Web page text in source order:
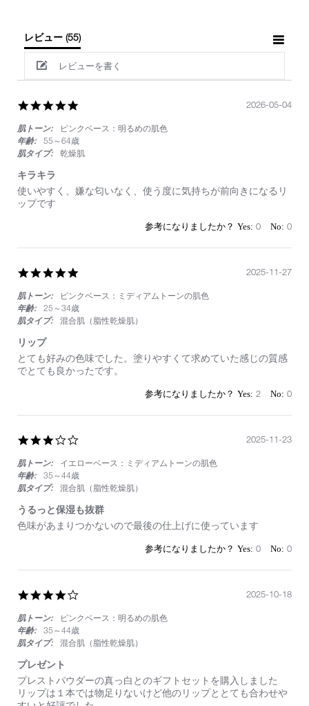
レビュー (55)
レビューを書く
rating
肌トーン:
ピンクベース：明るめの肌色
年齢:
55～64歳
肌タイプ:
乾燥肌
キラキラ
Review
by
2026
review
stating
ラ
使いやすく、嫌な匂いなく、使う度に気持ちが前向きになるリ
ップです
2026-05-04
0 0
rating
肌トーン:
ピンクベース：ミディアムトーンの肌色
年齢:
25～34歳
肌タイプ:
混合肌（脂性乾燥肌）
リップ
Review
by
2025
review
stating
とても好みの色味でした。塗りやすくて求めていた感じの質感
でとても良かったです。
2025-11-27
2 0
rating
肌トーン:
イエローベース：ミディアムトーンの肌色
年齢:
35～44歳
肌タイプ:
混合肌（脂性乾燥肌）
うるっと保湿も抜群
Review
Nov
review
っ
保
も
抜
群
色味があまりつかないので最後の仕上げに使っています
2025-11-23
0 0
rating
肌トーン:
ピンクベース：明るめの肌色
年齢:
35～44歳
肌タイプ:
混合肌（脂性乾燥肌）
プレゼント
Review
by
on
review
stating
プ
プレストパウダーの真っ白とのギフトセットを購入しました
リップは１本では物足りないけど他のリップととても合わせや
2025-10-18